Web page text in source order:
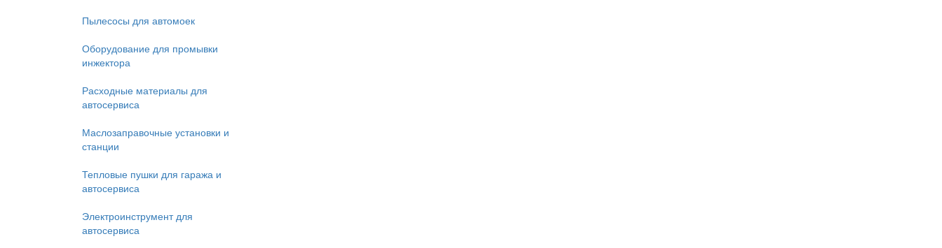
Пылесосы для автомоек
Оборудование для промывки
инжектора
Расходные материалы для
автосервиса
Маслозаправочные установки и
станции
Тепловые пушки для гаража и
автосервиса
Электроинструмент для
автосервиса